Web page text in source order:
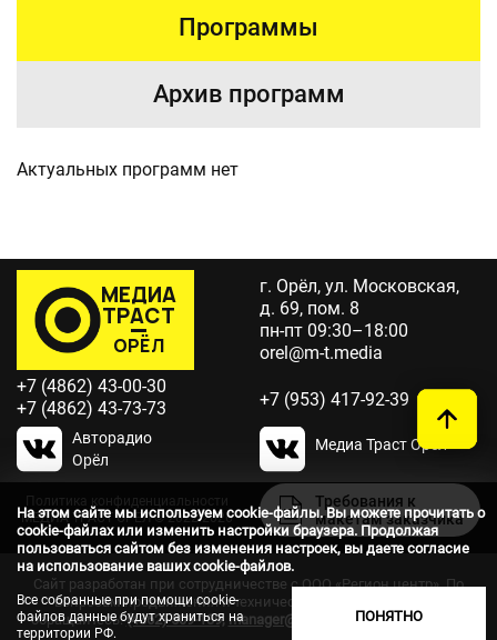
Программы
Архив программ
Актуальных программ нет
МЕДИА
ТРАСТ
ОРЁЛ
г. Орёл, ул. Московская,
д. 69, пом. 8
пн-пт 09:30–18:00
orel@m-t.media
+7 (4862) 43-00-30
+7 (4862) 43-73-73
+7 (953) 417-92-39
Требования к
макетам заказчика
Авторадио
Орёл
Медиа Траст Орёл
Политика конфиденциальности
МЕДИА ТРАСТ ОРЕЛ © 2022-2026
Сайт разработан при сотрудничестве с ООО «Регион центр».По
вопросам продвижения и технической поддержки сайта
обращайтесь:(4862) 509-139, manager@vorle.ru, www.sait-region.ru
На этом сайте мы используем cookie-файлы. Вы можете прочитать о
cookie-файлах или изменить настройки браузера. Продолжая
пользоваться сайтом без изменения настроек, вы даете согласие
на использование ваших cookie-файлов.
Все собранные при помощи cookie-
файлов данные будут храниться на
территории РФ.
ПОНЯТНО